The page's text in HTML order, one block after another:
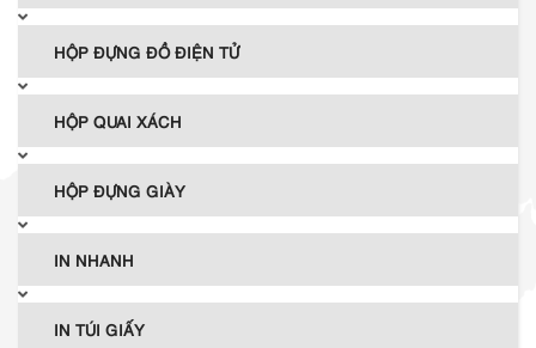
HỘP ĐỰNG ĐỒ ĐIỆN TỬ
HỘP QUAI XÁCH
HỘP ĐỰNG GIÀY
IN NHANH
IN TÚI GIẤY